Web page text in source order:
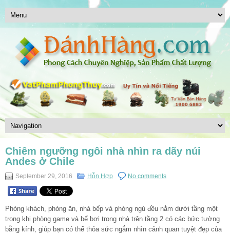
Chiêm ngưỡng ngôi nhà nhìn ra dãy núi
Andes ở Chile
September 29, 2016 Hỗn Hợp No comments
Phòng khách, phòng ăn, nhà bếp và phòng ngủ đều nằm dưới tầng một
trong khi phòng game và bể bơi trong nhà trên tầng 2 có các bức tường
bằng kính, giúp bạn có thể thỏa sức ngắm nhìn cảnh quan tuyệt đẹp của